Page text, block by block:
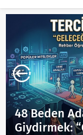
48 Beden
Giydirmek: